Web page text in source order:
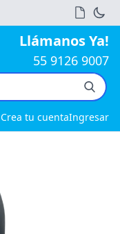
Llámanos Ya!
55 9126 9007
Crea tu cuentaIngresar